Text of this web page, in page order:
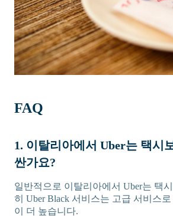
FAQ
1. 이탈리아에서 Uber는 택시
싼가요?
일반적으로 이탈리아에서 Uber는 택
히 Uber Black 서비스는 고급 서비스
이 더 높습니다.